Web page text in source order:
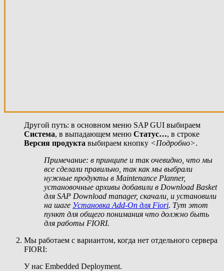
Другой путь: в основном меню SAP GUI выбираем
Система, в выпадающем меню Статус…, в строке
Версия продукта выбираем кнопку <Подробно>.
Примечание: в принципе и так очевидно, что мы
все сделали правильно, так как мы выбрали
нужные продукты в Maintenance Planner,
установочные архивы добавили в Download Basket
для SAP Download manager, скачали, и установили
на шаге Установка Add-On для Fiori. Тут этот
пункт для общего понимания что должно быть
для работы FIORI.
Мы работаем с вариантом, когда нет отдельного сервера
FIORI:
У нас Embedded Deployment.